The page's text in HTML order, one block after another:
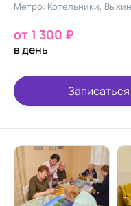
Метро: Котельники,
от 1 300 ₽
в день